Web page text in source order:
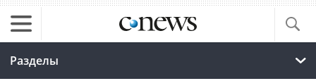
Разделы